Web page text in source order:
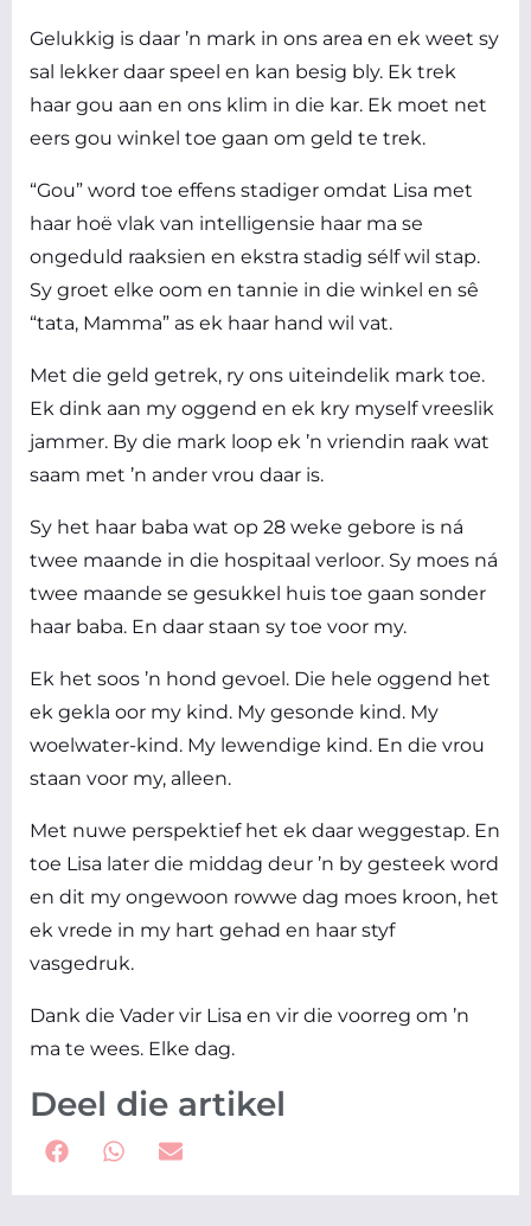
Gelukkig is daar ’n mark in ons area en ek weet sy
sal lekker daar speel en kan besig bly. Ek trek
haar gou aan en ons klim in die kar. Ek moet net
eers gou winkel toe gaan om geld te trek.
“Gou” word toe effens stadiger omdat Lisa met
haar hoë vlak van intelligensie haar ma se
ongeduld raaksien en ekstra stadig sélf wil stap.
Sy groet elke oom en tannie in die winkel en sê
“tata, Mamma” as ek haar hand wil vat.
Met die geld getrek, ry ons uiteindelik mark toe.
Ek dink aan my oggend en ek kry myself vreeslik
jammer. By die mark loop ek ’n vriendin raak wat
saam met ’n ander vrou daar is.
Sy het haar baba wat op 28 weke gebore is ná
twee maande in die hospitaal verloor. Sy moes ná
twee maande se gesukkel huis toe gaan sonder
haar baba. En daar staan sy toe voor my.
Ek het soos ’n hond gevoel. Die hele oggend het
ek gekla oor my kind. My gesonde kind. My
woelwater-kind. My lewendige kind. En die vrou
staan voor my, alleen.
Met nuwe perspektief het ek daar weggestap. En
toe Lisa later die middag deur ’n by gesteek word
en dit my ongewoon rowwe dag moes kroon, het
ek vrede in my hart gehad en haar styf
vasgedruk.
Dank die Vader vir Lisa en vir die voorreg om ’n
ma te wees. Elke dag.
Deel die artikel